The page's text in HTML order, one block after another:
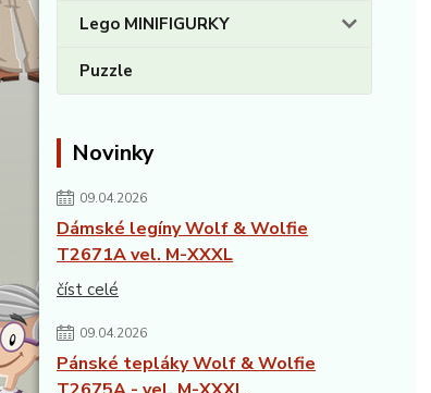
Lego MINIFIGURKY
Puzzle
Novinky
09.04.2026
Dámské legíny Wolf & Wolfie
T2671A vel. M-XXXL
číst celé
09.04.2026
Pánské tepláky Wolf & Wolfie